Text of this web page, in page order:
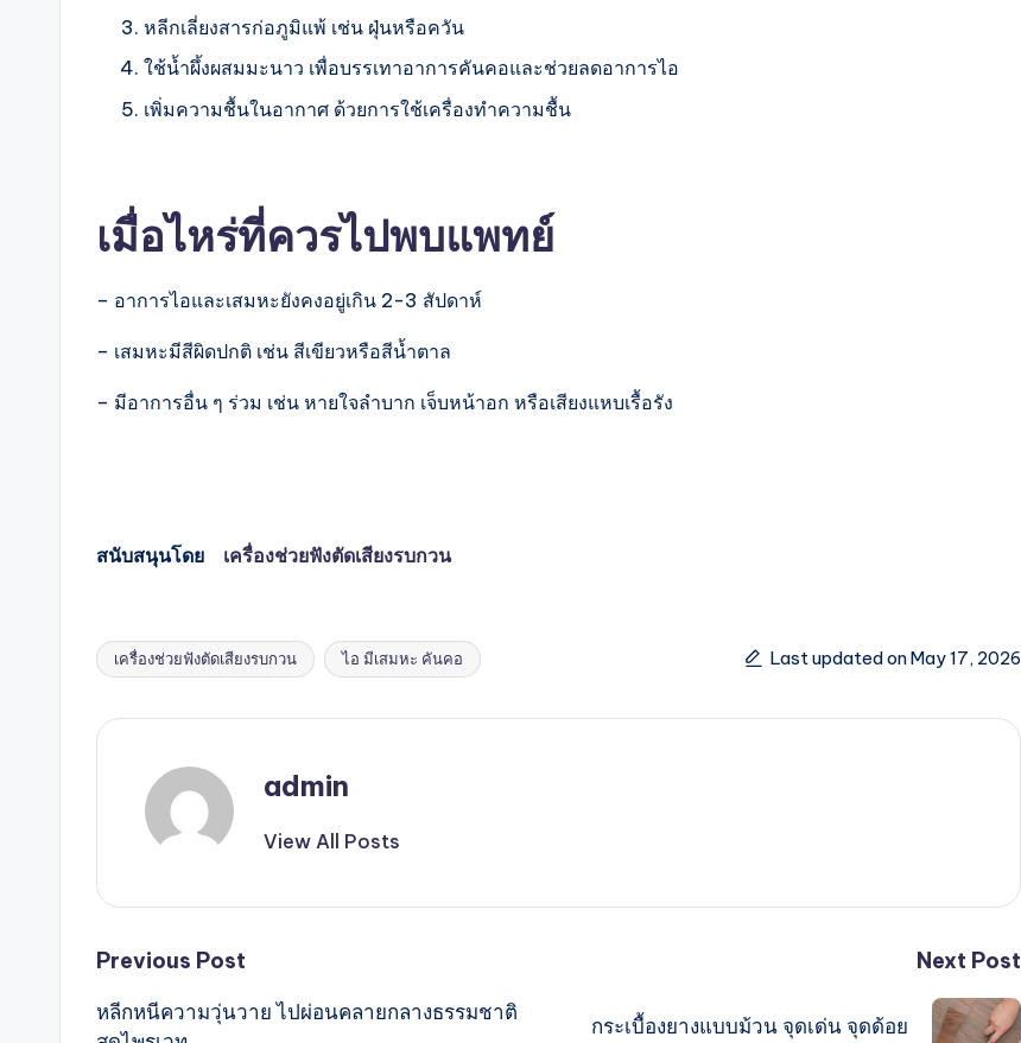
หลีกเลี่ยงสารก่อภูมิแพ้ เช่น ฝุ่นหรือควัน
ใช้น้ำผึ้งผสมมะนาว เพื่อบรรเทาอาการคันคอและช่วยลดอาการไอ
เพิ่มความชื้นในอากาศ ด้วยการใช้เครื่องทำความชื้น
เมื่อไหร่ที่ควรไปพบแพทย์
– อาการไอและเสมหะยังคงอยู่เกิน 2-3 สัปดาห์
– เสมหะมีสีผิดปกติ เช่น สีเขียวหรือสีน้ำตาล
– มีอาการอื่น ๆ ร่วม เช่น หายใจลำบาก เจ็บหน้าอก หรือเสียงแหบเรื้อรัง
สนับสนุนโดย เครื่องช่วยฟังตัดเสียงรบกวน
Tags:
เครื่องช่วยฟังตัดเสียงรบกวน ไอ มีเสมหะ คันคอ Last updated on May 17, 2026
admin
View All Posts
Post
navigation
Previous Post
หลีกหนีความวุ่นวาย ไปผ่อนคลายกลางธรรมชาติ
Next Post
กระเบื้องยางแบบม้วน จุดเด่น จุดด้อย